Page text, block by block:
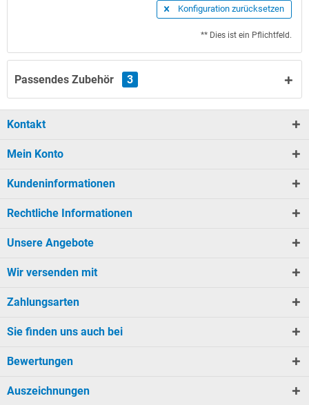
Konfiguration zurücksetzen
** Dies ist ein Pflichtfeld.
Passendes Zubehör 3
Kontakt
Mein Konto
Kundeninformationen
Rechtliche Informationen
Unsere Angebote
Wir versenden mit
Zahlungsarten
Sie finden uns auch bei
Bewertungen
Auszeichnungen